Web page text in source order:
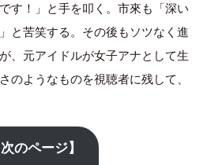
す！」と手を叩く。市來も「深い
と苦笑する。その後もソツなく進
、元アイドルが女子アナとして生
のようなものを視聴者に残して、
次のページ】